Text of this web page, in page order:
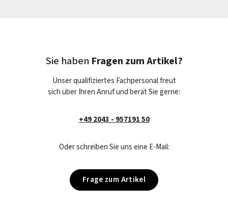
Sie haben Fragen zum Artikel?
Unser qualifiziertes Fachpersonal freut
sich über Ihren Anruf und berät Sie gerne:
+49 2043 - 957191 50
Oder schreiben Sie uns eine E-Mail:
Frage zum Artikel